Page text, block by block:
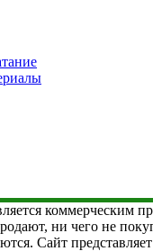
коммерческим
ни чего не
Сайт